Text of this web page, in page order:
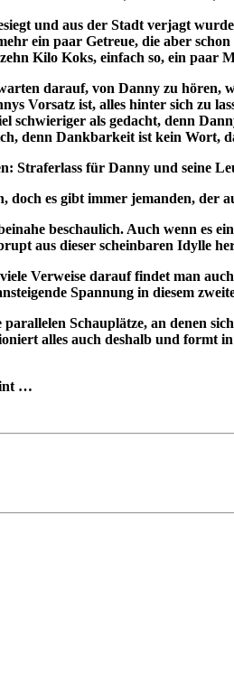
und aus der Stadt verjagt
ein paar Getreue, die aber
Kilo Koks, einfach so, ein paar
darauf, von Danny zu hören,
Vorsatz ist, alles hinter sich zu
schwieriger als gedacht, denn
denn Dankbarkeit ist kein Wort,
Straferlass für Danny und seine
es gibt immer jemanden, der
beschaulich. Auch wenn es
aus dieser scheinbaren Idylle
Verweise darauf findet man
Spannung in diesem
Schauplätze, an denen
alles auch deshalb und formt
…